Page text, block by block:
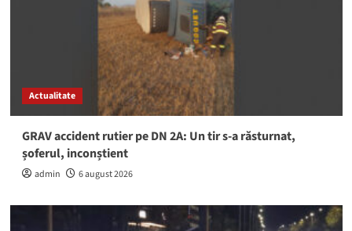
Actualitate
GRAV accident rutier pe DN 2A: Un tir s-a răsturnat,
șoferul, inconștient
admin 6 august 2026